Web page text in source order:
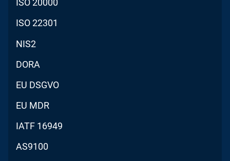
ISO 20000
ISO 22301
NIS2
DORA
EU DSGVO
EU MDR
IATF 16949
AS9100